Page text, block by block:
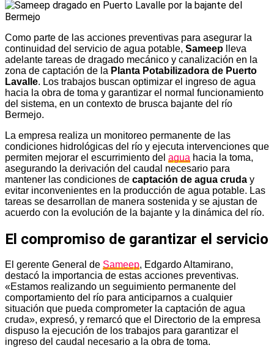
Como parte de las acciones preventivas para asegurar la
continuidad del servicio de agua potable, Sameep lleva
adelante tareas de dragado mecánico y canalización en la
zona de captación de la Planta Potabilizadora de Puerto
Lavalle. Los trabajos buscan optimizar el ingreso de agua
hacia la obra de toma y garantizar el normal funcionamiento
del sistema, en un contexto de brusca bajante del río
Bermejo.
La empresa realiza un monitoreo permanente de las
condiciones hidrológicas del río y ejecuta intervenciones que
permiten mejorar el escurrimiento del agua hacia la toma,
asegurando la derivación del caudal necesario para
mantener las condiciones de captación de agua cruda y
evitar inconvenientes en la producción de agua potable. Las
tareas se desarrollan de manera sostenida y se ajustan de
acuerdo con la evolución de la bajante y la dinámica del río.
El compromiso de garantizar el servicio
El gerente General de Sameep, Edgardo Altamirano,
destacó la importancia de estas acciones preventivas.
«Estamos realizando un seguimiento permanente del
comportamiento del río para anticiparnos a cualquier
situación que pueda comprometer la captación de agua
cruda», expresó, y remarcó que el Directorio de la empresa
dispuso la ejecución de los trabajos para garantizar el
ingreso del caudal necesario a la obra de toma.